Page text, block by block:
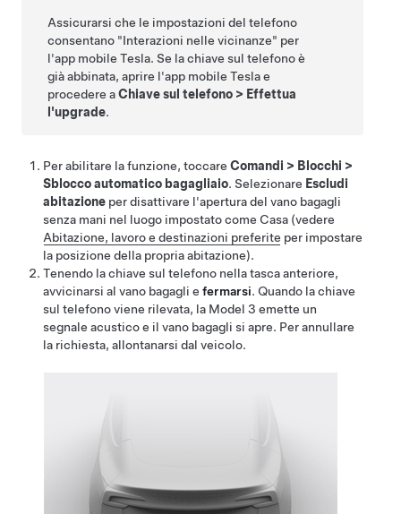
Assicurarsi che le impostazioni del telefono
consentano "Interazioni nelle vicinanze" per
l'app mobile Tesla. Se la chiave sul telefono è
già abbinata, aprire l'app mobile Tesla e
procedere aChiave sul telefono > Effettua
l'upgrade.
Per abilitare la funzione, toccare Comandi > Blocchi >
Sblocco automatico bagagliaio. Selezionare Escludi
abitazione per disattivare l'apertura del vano bagagli
senza mani nel luogo impostato come Casa (vedere
Abitazione, lavoro e destinazioni preferite per impostare
la posizione della propria abitazione).
Tenendo la chiave sul telefono nella tasca anteriore,
avvicinarsi al vano bagagli e fermarsi. Quando la chiave
sul telefono viene rilevata, la Model 3 emette un
segnale acustico e il vano bagagli si apre. Per annullare
la richiesta, allontanarsi dal veicolo.